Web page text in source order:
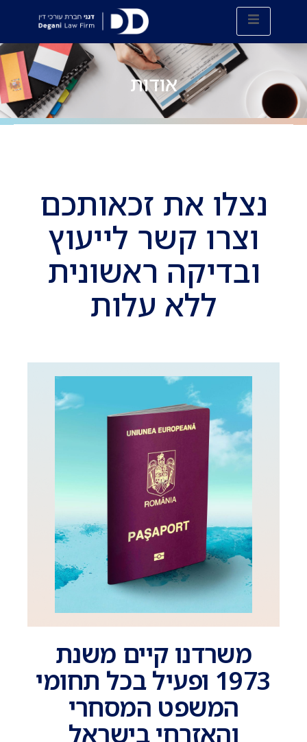
אודות
נצלו את זכאותכם
וצרו קשר לייעוץ
ובדיקה ראשונית
ללא עלות
משרדנו קיים משנת
1973 ופעיל בכל תחומי
המשפט המסחרי
והאזרחי בישראל